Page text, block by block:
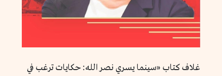
غلاف كتاب «سينما يسري نصر الله: حكايات ترغب في